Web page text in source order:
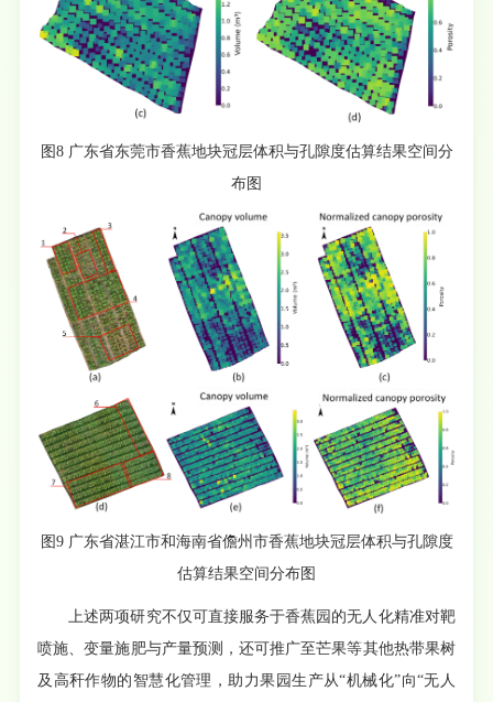
图8 广东省东莞市香蕉地块冠层体积与孔隙度估算结果空间分
布图
图9 广东省湛江市和海南省儋州市香蕉地块冠层体积与孔隙度
估算结果空间分布图
上述两项研究不仅可直接服务于香蕉园的无人化精准对靶
喷施、变量施肥与产量预测，还可推广至芒果等其他热带果树
及高秆作物的智慧化管理，助力果园生产从“机械化”向“无人